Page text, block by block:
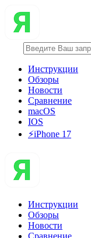
Инструкции
Обзоры
Новости
Сравнение
macOS
IOS
⚡️iPhone 17
Инструкции
Обзоры
Новости
Сравнение